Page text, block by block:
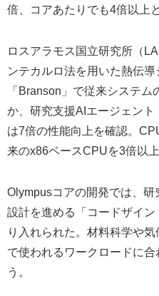
倍、コアあたりでも4倍以上
ロスアラモス国立研究所（
ンテカルロ法を用いた熱伝
「Branson」で従来システ
か、研究支援AIエージェン
は7倍の性能向上を確認。
来のx86ベースCPUを3倍以
Olympusコアの開発では、
設計を進める「コードザイ
り入れられた。材料科学や
で使われるワークロードに
う。